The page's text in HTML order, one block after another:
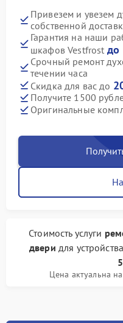
Привезем и увезем
собственной
Гарантия на наши
шкафов Vestfrost до
Срочный ремонт
течении часа
Скидка для вас до
Получите 1500
Оригинальные
Стоимость услуги
двери для
Цена актуальна